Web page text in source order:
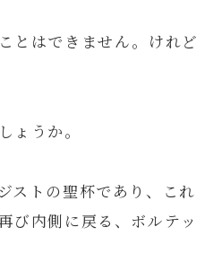
とはできません。けれど
うか。
ストの聖杯であり、これ
び内側に戻る、ボルテッ